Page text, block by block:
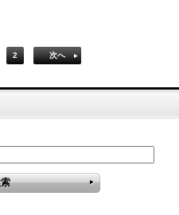
2 次へ